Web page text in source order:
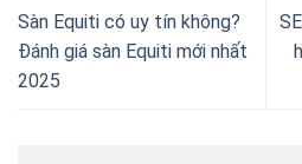
Sàn Equiti có uy tín không?
Đánh giá sàn Equiti mới nhất
2025